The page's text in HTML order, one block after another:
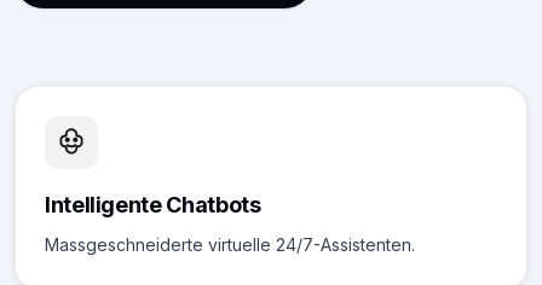
Intelligente Chatbots
Massgeschneiderte virtuelle 24/7-Assistenten.